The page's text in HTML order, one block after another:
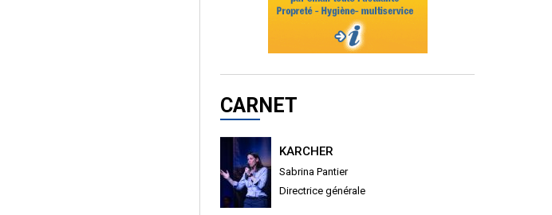
CARNET
KARCHER
Sabrina Pantier
Directrice générale